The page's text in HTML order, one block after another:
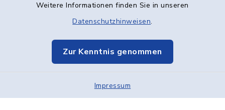
Weitere Informationen finden Sie in unseren
Datenschutzhinweisen.
Zur Kenntnis genommen
Impressum
Datenschutz
Elektronische Kommunikation
Sitemap